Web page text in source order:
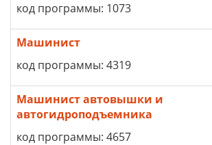
код программы: 1073
Машинист
код программы: 4319
Машинист автовышки и
автогидроподъемника
код программы: 4657